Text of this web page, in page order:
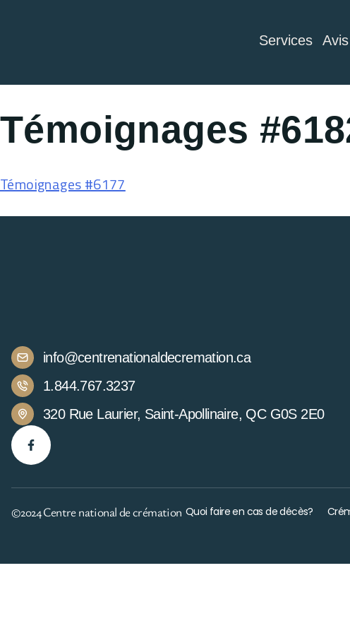
Services
Témoignages
Témoignages #6177
info@centrenationaldecremation.ca
1.844.767.3237
320 Rue Laurier, Saint-Apollinaire, QC G0S 2E0
©2024 Centre national de crémation Quoi faire en cas de décès?